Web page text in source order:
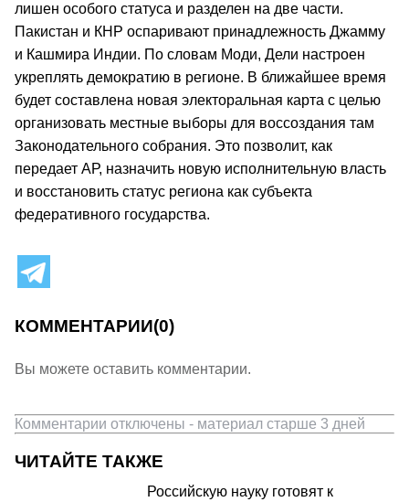
лишен особого статуса и разделен на две части.
Пакистан и КНР оспаривают принадлежность Джамму
и Кашмира Индии. По словам Моди, Дели настроен
укреплять демократию в регионе. В ближайшее время
будет составлена новая электоральная карта с целью
организовать местные выборы для воссоздания там
Законодательного собрания. Это позволит, как
передает АР, назначить новую исполнительную власть
и восстановить статус региона как субъекта
федеративного государства.
КОММЕНТАРИИ(0)
Вы можете оставить комментарии.
Комментарии отключены - материал старше 3 дней
ЧИТАЙТЕ ТАКЖЕ
Российскую науку готовят к